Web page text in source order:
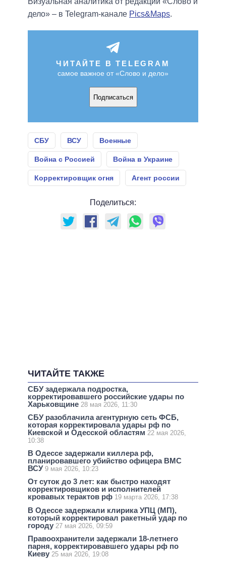
дело» – в Telegram-канале Pics&Maps.
ЧИТАЙТЕ В TELEGRAM
самое важное от «Слово и дело»
Подписаться
СБУ ВСУ Военные
Война с Россией Война в Украине
Корректировщик огня Агент россии
Поделиться:
ЧИТАЙТЕ ТАКЖЕ
СБУ задержала подростка,
корректировавшего российские удары по
Харьковщине 28 мая 2026, 11:30
СБУ разоблачила агентурную сеть ФСБ,
которая корректировала удары рф по
Киевской и Одесской областям 22 мая 2026,
10:38
В Одессе задержали киллера рф,
планировавшего убийство офицера ВМС
ВСУ 9 мая 2026, 10:23
От суток до 3 лет: как быстро находят
корректировщиков и исполнителей
кровавых терактов рф 19 марта 2026, 17:38
В Одессе задержали клирика УПЦ (МП),
который корректировал ракетный удар по
городу 27 мая 2026, 09:59
Правоохранители задержали 18-летнего
парня, корректировавшего удары рф по
Киеву 25 мая 2026, 19:08